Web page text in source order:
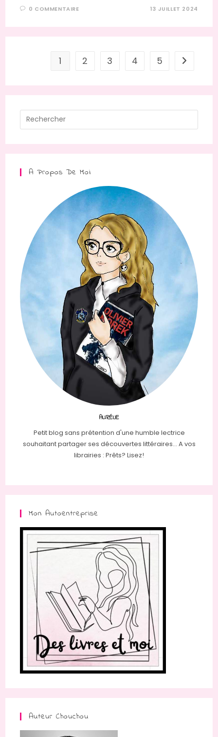
0 COMMENTAIRE 13 JUILLET 2024
1 2 3 4 5 Aller à la
A Propos De Moi
AURÉLIE
Petit blog sans prétention d'une humble lectrice
souhaitant partager ses découvertes littéraires... A vos
librairies : Prêts? Lisez!
Mon Autoentreprise
Auteur Chouchou